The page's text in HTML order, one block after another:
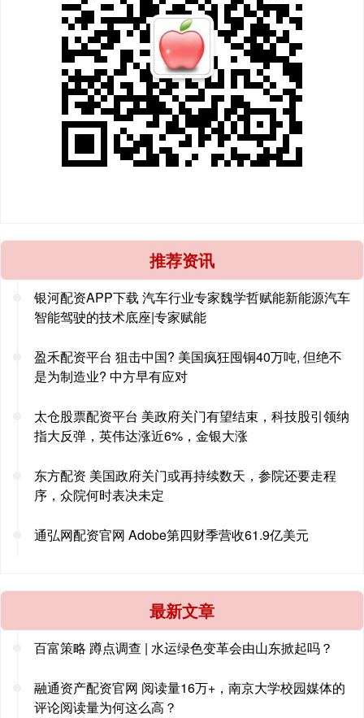
推荐资讯
银河配资APP下载 汽车行业专家魏学哲赋能新能源汽车
智能驾驶的技术底座|专家赋能
盈禾配资平台 狙击中国? 美国疯狂囤铜40万吨, 但绝不
是为制造业? 中方早有应对
太仓股票配资平台 美政府关门有望结束，科技股引领纳
指大反弹，英伟达涨近6%，金银大涨
东方配资 美国政府关门或再持续数天，参院还要走程
序，众院何时表决未定
通弘网配资官网 Adobe第四财季营收61.9亿美元
最新文章
百富策略 蹲点调查 | 水运绿色变革会由山东掀起吗？
融通资产配资官网 阅读量16万+，南京大学校园媒体的
评论阅读量为何这么高？